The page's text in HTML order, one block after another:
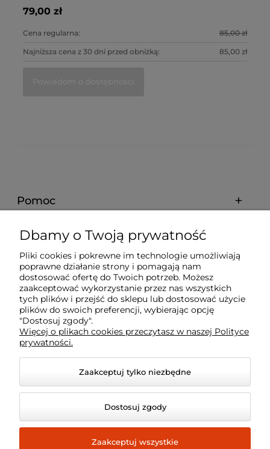
79,00 zł
Cena regularna: 85,00 zł
Najniższa cena z 30 dni przed obniżką: 85,00 zł
Pomoc
Moje konto
Płatności i dostawa
O nas
Dbamy o Twoją prywatność
Pliki cookies i pokrewne im technologie umożliwiają
poprawne działanie strony i pomagają nam
dostosować ofertę do Twoich potrzeb. Możesz
zaakceptować wykorzystanie przez nas wszystkich
tych plików i przejść do sklepu lub dostosować użycie
plików do swoich preferencji, wybierając opcję
"Dostosuj zgody".
Więcej o plikach cookies przeczytasz w naszej Polityce
prywatności.
Zaakceptuj tylko niezbędne
Dostosuj zgody
Zaakceptuj wszystkie